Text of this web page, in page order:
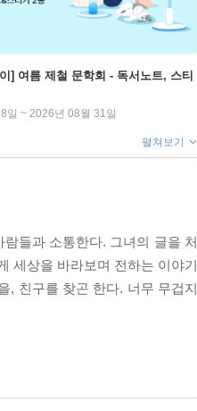
] 여름 제철 문학회 - 독서노트, 스티
일 ~ 2026년 08월 31일
펼쳐보기
들과 소통한다. 그녀의 글을 처
세상을 바라보며 전하는 이야기
, 친구를 찾곤 한다. 너무 무겁지